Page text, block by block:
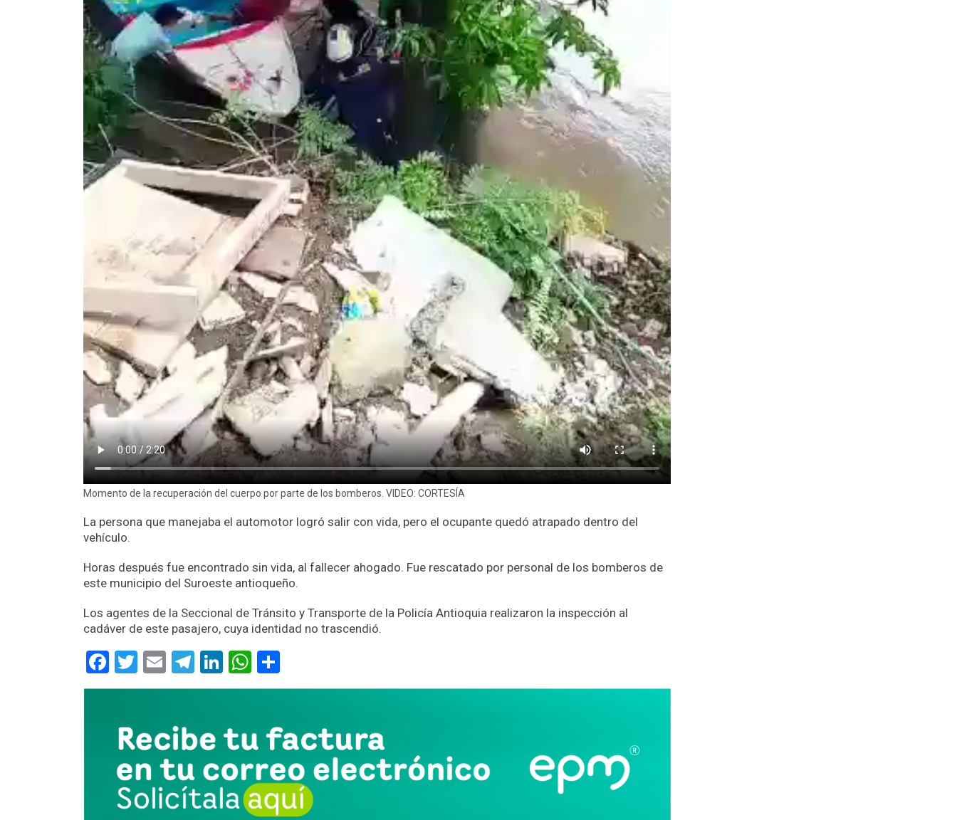
Momento de la recuperación del cuerpo por parte de los bomberos. VIDEO: CORTESÍA
La persona que manejaba el automotor logró salir con vida, pero el ocupante quedó atrapado dentro del
vehículo.
Horas después fue encontrado sin vida, al fallecer ahogado. Fue rescatado por personal de los bomberos de
este municipio del Suroeste antioqueño.
Los agentes de la Seccional de Tránsito y Transporte de la Policía Antioquia realizaron la inspección al
cadáver de este pasajero, cuya identidad no trascendió.
Facebook
Twitter
EmailTelegram
LinkedIn
WhatsApp